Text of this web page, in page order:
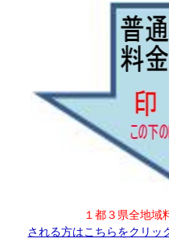
１都３県全地域料
される方はこちらをクリッ